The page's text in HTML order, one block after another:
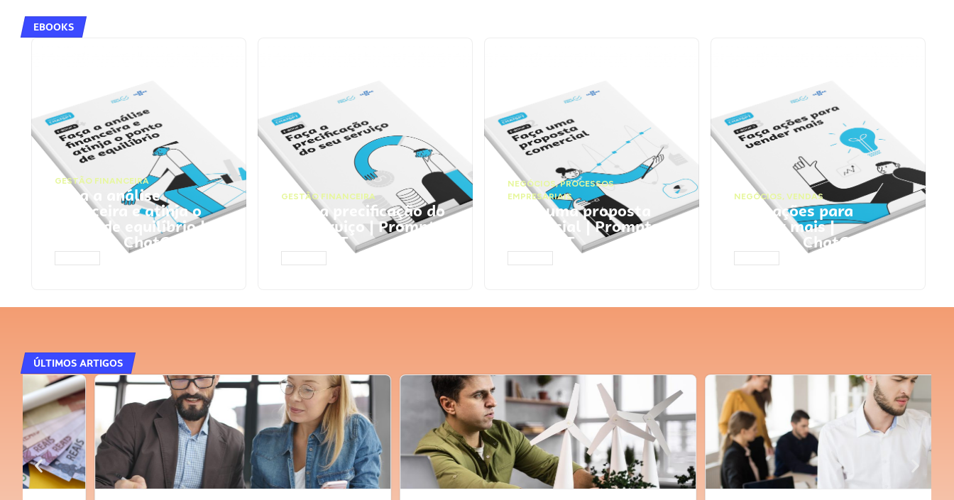
EBOOKS
GESTÃO FINANCEIRA
Faça a análise
financeira e atinja o
ponto de equilíbrio |
Prompts ChatGPT
GESTÃO FINANCEIRA
Faça a precificação do
seu serviço | Prompts
ChatGPT
NEGÓCIOS,PROCESSOS
EMPRESARIAIS
Faça uma proposta
comercial | Prompts
ChatGPT
NEGÓCIOS, VENDAS
Faça ações para
vender mais |
Prompts ChatGPT
ÚLTIMOS ARTIGOS